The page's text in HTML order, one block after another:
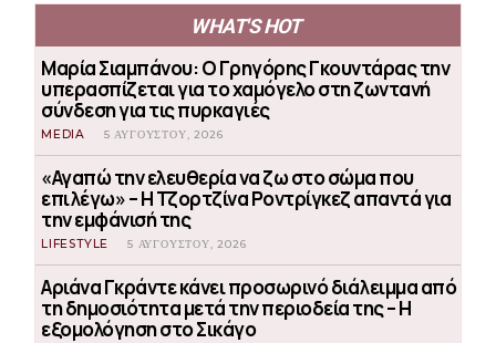
WHAT'S HOT
Μαρία Σιαμπάνου: Ο Γρηγόρης Γκουντάρας την
υπερασπίζεται για το χαμόγελο στη ζωντανή
σύνδεση για τις πυρκαγιές
MEDIA 5 ΑΥΓΟΎΣΤΟΥ, 2026
«Αγαπώ την ελευθερία να ζω στο σώμα που
επιλέγω» – Η Τζορτζίνα Ροντρίγκεζ απαντά για
την εμφάνισή της
LIFESTYLE 5 ΑΥΓΟΎΣΤΟΥ, 2026
Αριάνα Γκράντε κάνει προσωρινό διάλειμμα από
τη δημοσιότητα μετά την περιοδεία της – Η
εξομολόγηση στο Σικάγο